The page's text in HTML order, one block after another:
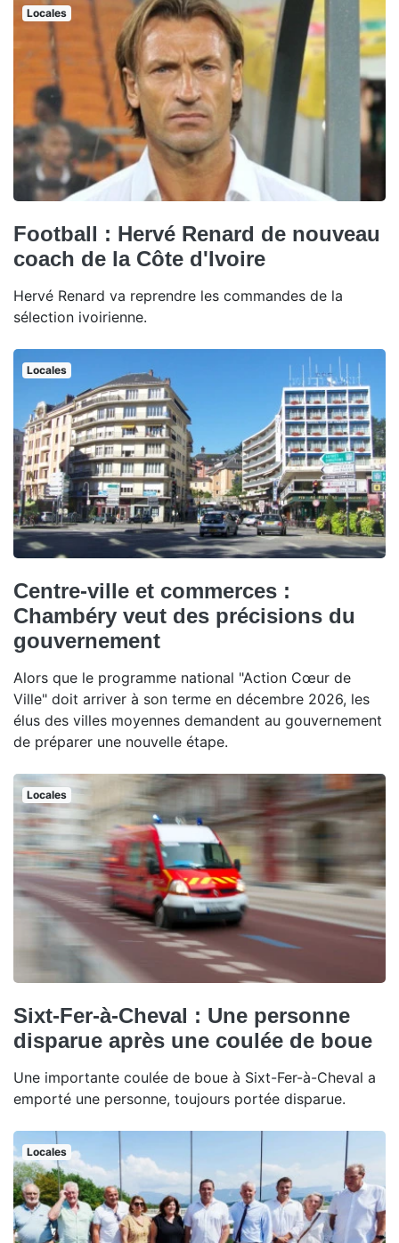
Locales
Football : Hervé Renard de nouveau
coach de la Côte d'Ivoire
Hervé Renard va reprendre les commandes de la
sélection ivoirienne.
Locales
Centre-ville et commerces :
Chambéry veut des précisions du
gouvernement
Alors que le programme national "Action Cœur de
Ville" doit arriver à son terme en décembre 2026, les
élus des villes moyennes demandent au gouvernement
de préparer une nouvelle étape.
Locales
Sixt-Fer-à-Cheval : Une personne
disparue après une coulée de boue
Une importante coulée de boue à Sixt-Fer-à-Cheval a
emporté une personne, toujours portée disparue.
Locales